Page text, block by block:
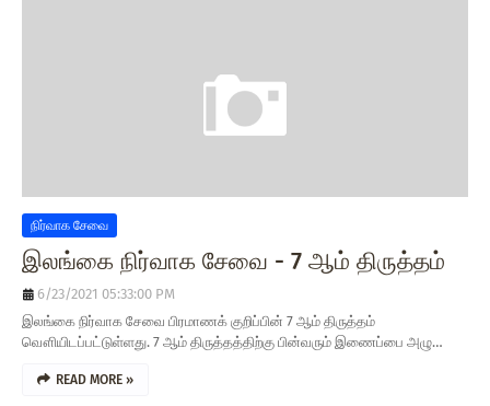
நிர்வாக சேவை
இலங்கை நிர்வாக சேவை - 7 ஆம் திருத்தம்
6/23/2021 05:33:00 PM
இலங்கை நிர்வாக சேவை பிரமாணக் குறிப்பின் 7 ஆம் திருத்தம்
வௌியிடப்பட்டுள்ளது. 7 ஆம் திருத்தத்திற்கு பின்வரும் இணைப்பை அழு…
READ MORE »